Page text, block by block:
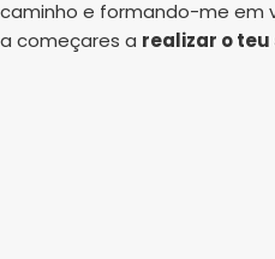
caminho e formando-me em
a começares a realizar o teu